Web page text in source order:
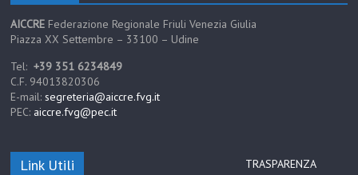
AICCRE Federazione Regionale Friuli Venezia Giulia
Piazza XX Settembre – 33100 – Udine
Tel:+39 351 6234849
C.F. 94013820306
E-mail:segreteria@aiccre.fvg.it
PEC: aiccre.fvg@pec.it
Link Utili
TRASPARENZA